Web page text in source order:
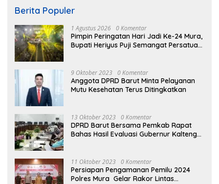
Berita Populer
1 Agustus 2026 0 Komentar
Pimpin Peringatan Hari Jadi Ke-24 Mura,
Bupati Heriyus Puji Semangat Persatuan
9 Oktober 2023 0 Komentar
Anggota DPRD Barut Minta Pelayanan
Mutu Kesehatan Terus Ditingkatkan
13 Oktober 2023 0 Komentar
DPRD Barut Bersama Pemkab Rapat
Bahas Hasil Evaluasi Gubernur Kalteng
11 Oktober 2023 0 Komentar
Persiapan Pengamanan Pemilu 2024
Polres Mura Gelar Rakor Lintas